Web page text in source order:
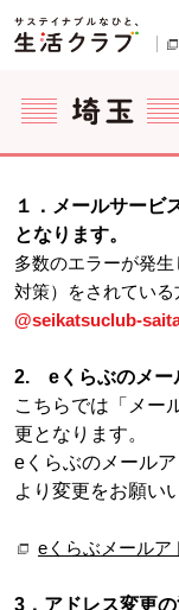
ページの先頭です。
１．メールサービ
となります。
多数のエラーが発
対策）をされている
@seikatsuclub-
2. eくらぶのメー
こちらでは「メー
更となります。
eくらぶのメール
より変更をお願い
eくらぶメールア
3．アドレス変更の